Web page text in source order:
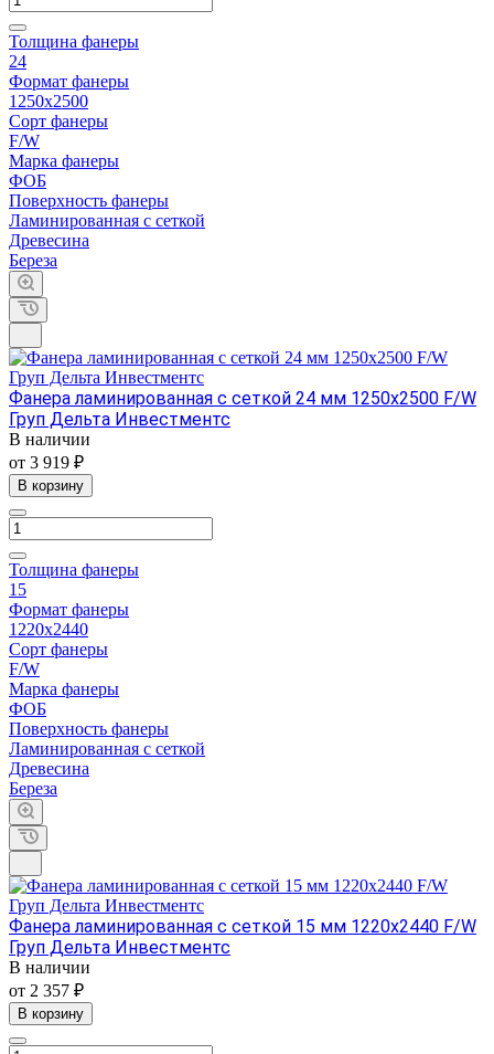
Толщина фанеры
24
Формат фанеры
1250х2500
Сорт фанеры
F/W
Марка фанеры
ФОБ
Поверхность фанеры
Ламинированная с сеткой
Древесина
Береза
Фанера ламинированная с сеткой 24 мм 1250х2500 F/W
Груп Дельта Инвестментс
В наличии
от 3 919 ₽
В корзину
Толщина фанеры
15
Формат фанеры
1220х2440
Сорт фанеры
F/W
Марка фанеры
ФОБ
Поверхность фанеры
Ламинированная с сеткой
Древесина
Береза
Фанера ламинированная с сеткой 15 мм 1220х2440 F/W
Груп Дельта Инвестментс
В наличии
от 2 357 ₽
В корзину